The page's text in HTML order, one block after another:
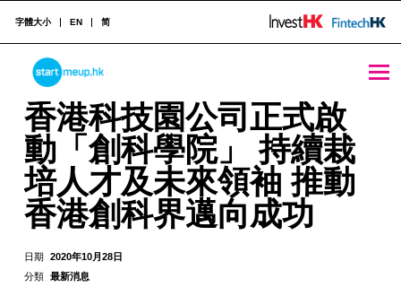
STARTMEUPHK
STARTMEUPHK FESTIVAL IS THE LEADING STARTUP AND INNOVATION CONFERENCE EVENT IN HONG KONG
字體大小 EN 简
香港科技園公司正式啟
動「創科學院」 持續栽
培人才及未來領袖 推動
香港創科界邁向成功
日期 2020年10月28日
分類 最新消息